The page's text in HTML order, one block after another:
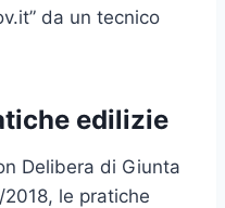
da un tecnico
edilizie
Delibera di Giunta
le pratiche